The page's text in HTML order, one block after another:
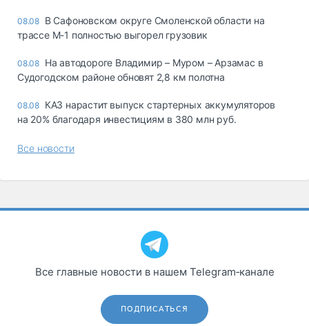
08.08 В Сафоновском округе Смоленской области на
трассе М-1 полностью выгорел грузовик
08.08 На автодороге Владимир – Муром – Арзамас в
Судогодском районе обновят 2,8 км полотна
08.08 КАЗ нарастит выпуск стартерных аккумуляторов
на 20% благодаря инвестициям в 380 млн руб.
Все новости
Все главные новости в нашем Telegram‑канале
ПОДПИСАТЬСЯ